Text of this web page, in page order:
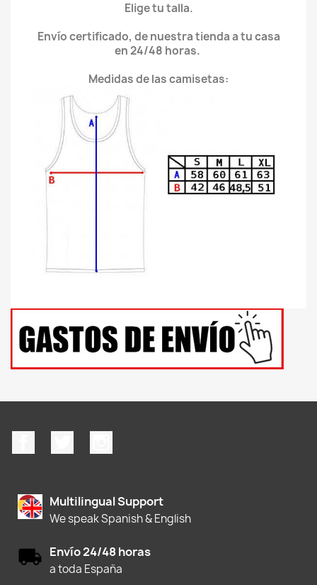
Elige tu talla.
Envío certificado, de nuestra tienda a tu casa
en 24/48 horas.
Medidas de las camisetas:
Multilingual Support
We speak Spanish & English
Envío 24/48 horas
a toda España